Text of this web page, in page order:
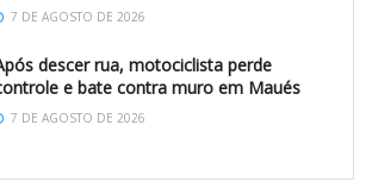
7 DE AGOSTO DE 2026
descer rua, motociclista perde
e bate contra muro em Maués
7 DE AGOSTO DE 2026